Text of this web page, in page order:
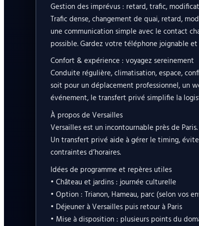
Gestion des imprévus : retard, trafic,
Trafic dense, changement de quai, retard,
une communication simple avec le contact
possible. Gardez votre téléphone joignable
Confort & expérience : voyagez sereinement
Conduite régulière, climatisation, espace,
soit pour un déplacement professionnel, un
événement, le transfert privé simplifie la
À propos de Versailles
Versailles est un incontournable près de
Un transfert privé aide à gérer le timing,
contraintes d’horaires.
Idées de programme et repères utiles
• Château et jardins : journée culturelle
• Option : Trianon, Hameau, parc (selon vos
• Déjeuner à Versailles puis retour à Paris
• Mise à disposition : plusieurs points du